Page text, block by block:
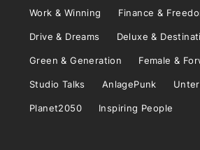
Work & Winning Finance &
Drive & Dreams Deluxe &
Green & Generation Female &
Studio Talks AnlagePunk
Planet2050 Inspiring People